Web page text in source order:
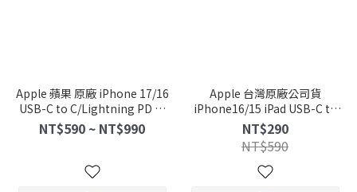
Apple 蘋果 原廠 iPhone 17/16
USB-C to C/Lightning PD 快
充 充電線 傳輸線
NT$590 ~ NT$990
Apple 台灣原廠公司貨
iPhone16/15 iPad USB-C to
3.5mm 耳機孔 耳機插孔轉接器
線
NT$290
NT$590